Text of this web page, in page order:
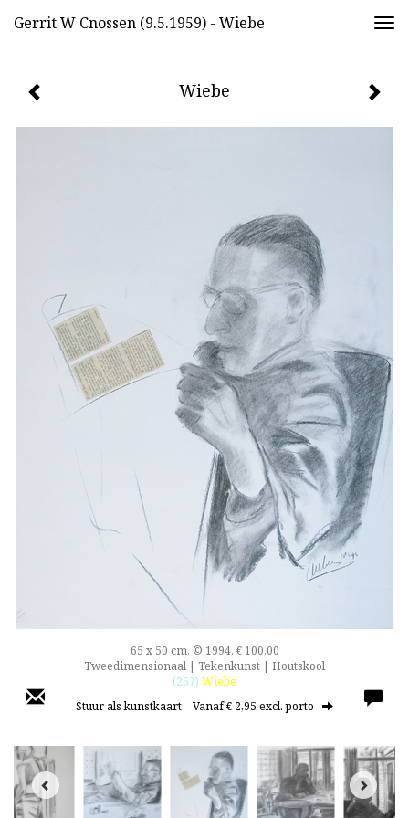
Gerrit W Cnossen (9.5.1959) - Wiebe
Wiebe
65 x 50 cm, © 1994, € 100,00
Tweedimensionaal | Tekenkunst | Houtskool
(267) Wiebe
Stuur als kunstkaart Vanaf € 2,95 excl. porto